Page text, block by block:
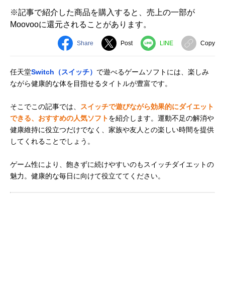
※記事で紹介した商品を購入すると、売上の一部が
Moovooに還元されることがあります。
Share Post LINE Copy
任天堂Switch（スイッチ） で遊べるゲームソフトには、楽しみ
ながら健康的な体を目指せるタイトルが豊富です。
そこでこの記事では、
スイッチで遊びながら効果的にダイエット
できる、おすすめの人気ソフトを紹介します。運動不足の解消や
健康維持に役立つだけでなく、家族や友人との楽しい時間を提供
してくれることでしょう。
ゲーム性により、飽きずに続けやすいのもスイッチダイエットの
魅力。健康的な毎日に向けて役立ててください。